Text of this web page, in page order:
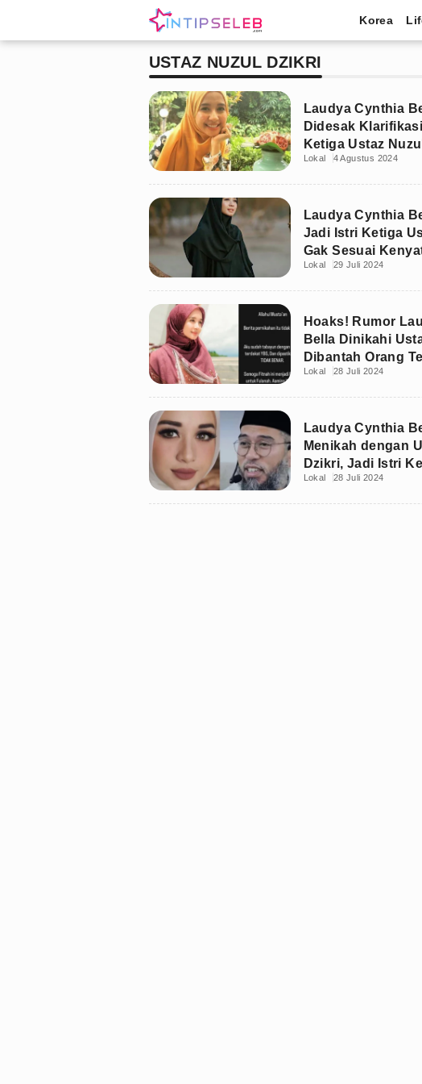
Korea
USTAZ NUZUL DZIKRI
Laudya Cynthia
Didesak
Ketiga Ustaz
Lokal 4 Agustus 2024
Laudya Cynthia
Jadi Istri Ketiga
Gak Sesuai
Lokal 29 Juli 2024
Hoaks! Rumor
Bella Dinikahi
Dibantah Orang
Lokal 28 Juli 2024
Laudya Cynthia
Menikah dengan
Dzikri, Jadi Istri
Lokal 28 Juli 2024